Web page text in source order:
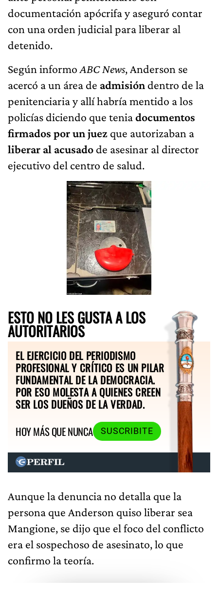
documentación apócrifa y aseguró contar
con una orden judicial para liberar al
detenido.
Según informo ABC News, Anderson se
acercó a un área de admisión dentro de la
penitenciaria y allí habría mentido a los
policías diciendo que teniadocumentos
firmados por un juez que autorizaban a
liberar al acusado de asesinar al director
ejecutivo del centro de salud.
ESTO NO LES GUSTA A LOS
AUTORITARIOS
EL EJERCICIO DEL PERIODISMO
PROFESIONAL Y CRÍTICO ES UN PILAR
FUNDAMENTAL DE LA DEMOCRACIA.
POR ESO MOLESTA A QUIENES CREEN
SER LOS DUEÑOS DE LA VERDAD.
HOY MÁS QUE NUNCA
SUSCRIBITE
Aunque la denuncia no detalla que la
persona que Anderson quiso liberar sea
Mangione, se dijo que el foco del conflicto
era el sospechoso de asesinato, lo que
confirmo la teoría.